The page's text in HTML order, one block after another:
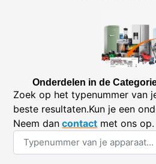
Onderdelen in de
Zoek op het typenummer van
beste resultaten.Kun je een
Neem dan contact met ons op.